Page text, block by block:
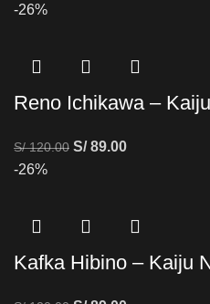
-26%
Reno Ichikawa –
S/120.00 S/89.00
-26%
Kafka Hibino – Kaiju